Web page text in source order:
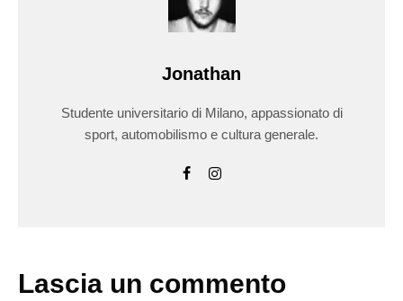
Jonathan
Studente universitario di Milano, appassionato di
sport, automobilismo e cultura generale.
Lascia un commento